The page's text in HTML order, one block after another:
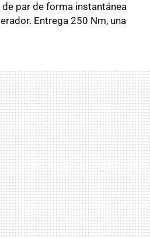
par de forma instantánea
Entrega 250 Nm, una